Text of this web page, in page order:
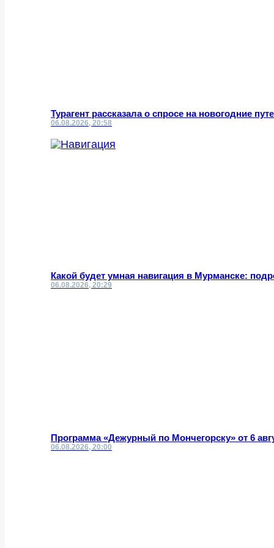
Турагент рассказала о спросе на новогодние
06.08.2026, 20:58
Какой будет умная навигация в Мурманске:
06.08.2026, 20:29
Программа «Дежурный по Мончегорску» от 6
06.08.2026, 20:00